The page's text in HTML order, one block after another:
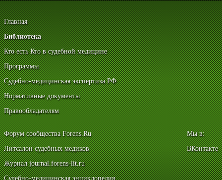
Главная
Библиотека
Кто есть Кто в судебной медицине
Программы
Судебно-медицинская экспертиза РФ
Нормативные документы
Правообладателям
Форум сообщества Forens.Ru
Литсалон судебных медиков
Журнал journal.forens-lit.ru
Судебно-медицинская энциклопедия
Мы в:
ВКонтакте